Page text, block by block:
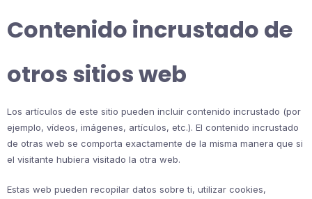
Contenido incrustado de
otros sitios web
Los artículos de este sitio pueden incluir contenido incrustado (por
ejemplo, vídeos, imágenes, artículos, etc.). El contenido incrustado
de otras web se comporta exactamente de la misma manera que si
el visitante hubiera visitado la otra web.
Estas web pueden recopilar datos sobre ti, utilizar cookies,